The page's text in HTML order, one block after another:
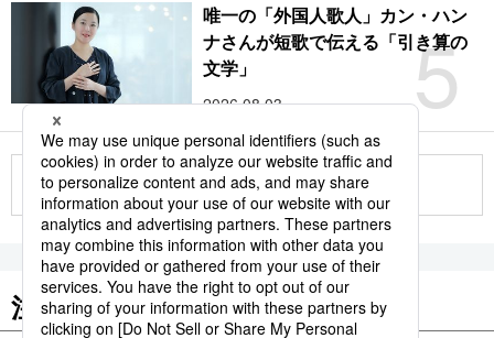
5
唯一の「外国人歌人」カン・ハン
ナさんが短歌で伝える「引き算の
文学」
2026.08.03
もっと見る
注目のキーワード